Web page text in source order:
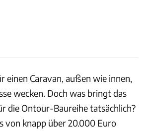
einen Caravan, außen wie innen,
wecken. Doch was bringt das
die Ontour-Baureihe tatsächlich?
von knapp über 20.000 Euro